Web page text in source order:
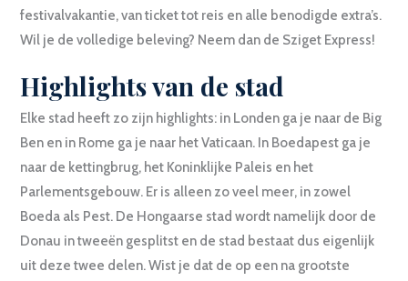
festivalvakantie, van ticket tot reis en alle benodigde extra’s.
Wil je de volledige beleving? Neem dan de Sziget Express!
Highlights van de stad
Elke stad heeft zo zijn highlights: in Londen ga je naar de Big
Ben en in Rome ga je naar het Vaticaan. In Boedapest ga je
naar de kettingbrug, het Koninklijke Paleis en het
Parlementsgebouw. Er is alleen zo veel meer, in zowel
Boeda als Pest. De Hongaarse stad wordt namelijk door de
Donau in tweeën gesplitst en de stad bestaat dus eigenlijk
uit deze twee delen. Wist je dat de op een na grootste